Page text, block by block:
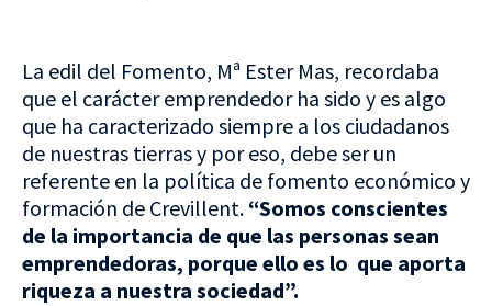
La edil del Fomento, Mª Ester Mas, recordaba
que el carácter emprendedor ha sido y es algo
que ha caracterizado siempre a los ciudadanos
de nuestras tierras y por eso, debe ser un
referente en la política de fomento económico y
formación de Crevillent. “Somos conscientes
de la importancia de que las personas sean
emprendedoras, porque ello es lo que aporta
riqueza a nuestra sociedad”.